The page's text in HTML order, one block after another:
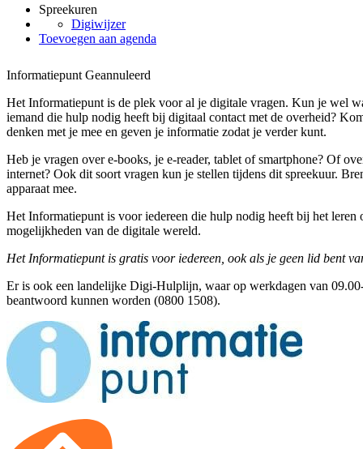
Spreekuren
Digiwijzer
Toevoegen aan agenda
Informatiepunt Geannuleerd
Het Informatiepunt is de plek voor al je digitale vragen. Kun je wel
iemand die hulp nodig heeft bij digitaal contact met de overheid?
denken met je mee en geven je informatie zodat je verder kunt.
Heb je vragen over e-books, je e-reader, tablet of smartphone? Of
internet? Ook dit soort vragen kun je stellen tijdens dit spreekuur.
apparaat mee.
Het Informatiepunt is voor iedereen die hulp nodig heeft bij het leren
mogelijkheden van de digitale wereld.
Het Informatiepunt is gratis voor iedereen, ook als je geen lid bent
Er is ook een landelijke Digi-Hulplijn, waar op werkdagen van
beantwoord kunnen worden (0800 1508).